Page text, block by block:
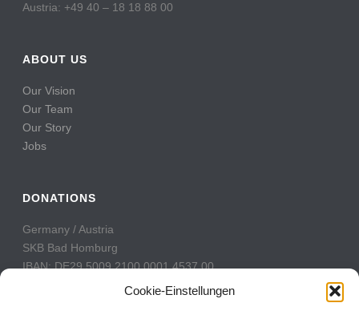
Cookie-Einstellungen
Austria: +49 40 – 18 18 88 00
ABOUT US
Our Vision
Our Team
Our Story
Jobs
DONATIONS
Germany / Austria
SKB Bad Homburg
IBAN: DE29 5009 2100 0001 4537 00
BIC: GENODE51BH2